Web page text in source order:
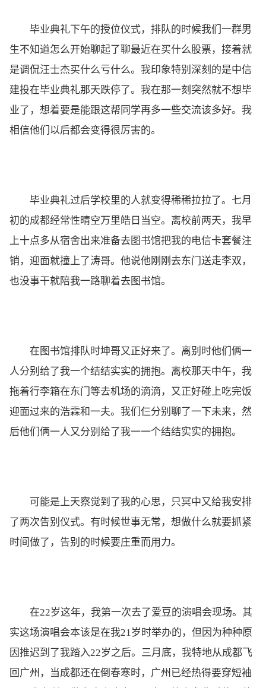
毕业典礼下午的授位仪式，排队的时候我们一群男
生不知道怎么开始聊起了聊最近在买什么股票，接着就
是调侃汪士杰买什么亏什么。我印象特别深刻的是中信
建投在毕业典礼那天跌停了。我在那一刻突然就不想毕
业了，想着要是能跟这帮同学再多一些交流该多好。我
相信他们以后都会变得很厉害的。
毕业典礼过后学校里的人就变得稀稀拉拉了。七月
初的成都经常性晴空万里皓日当空。离校前两天，我早
上十点多从宿舍出来准备去图书馆把我的电信卡套餐注
销，迎面就撞上了涛哥。他说他刚刚去东门送走李双，
也没事干就陪我一路聊着去图书馆。
在图书馆排队时坤哥又正好来了。离别时他们俩一
人分别给了我一个结结实实的拥抱。离校那天中午，我
拖着行李箱在东门等去机场的滴滴，又正好碰上吃完饭
迎面过来的浩霖和一夫。我们仨分别聊了一下未来，然
后他们俩一人又分别给了我一一个结结实实的拥抱。
可能是上天察觉到了我的心思，只冥中又给我安排
了两次告别仪式。有时候世事无常，想做什么就要抓紧
时间做了，告别的时候要庄重而用力。
在22岁这年，我第一次去了爱豆的演唱会现场。其
实这场演唱会本该是在我21岁时举办的，但因为种种原
因推迟到了我踏入22岁之后。三月底，我特地从成都飞
回广州，当成都还在倒春寒时，广州已经热得要穿短袖